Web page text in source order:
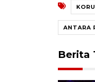
ANTARA
Berita